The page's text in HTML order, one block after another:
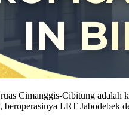
Cimanggis-Cibitung adalah
beroperasinya LRT Jabodebek